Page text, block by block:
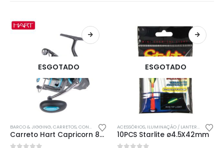
/ POLVEIRAS / CARANGUEJOS,ÚLTIMAS ENTRADAS
ESGOTADO
BARCO & JIGGING,CARRETOS,CONGRO / POLVO ,NOVIDADES ,TELESURF / FUNDO,ÚLTIMAS
Carreto Hart Capricorn 8000
ESGOTADO
ACESSÓRIOS, ILUMINAÇÃO / LANTERNAS / STARLIGHTS
10PCS Starlite ø4.5X42mm